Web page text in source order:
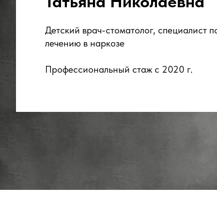
Детский врач-стоматолог, специалист
лечению в наркозе
Профессиональный стаж с 2020 г.